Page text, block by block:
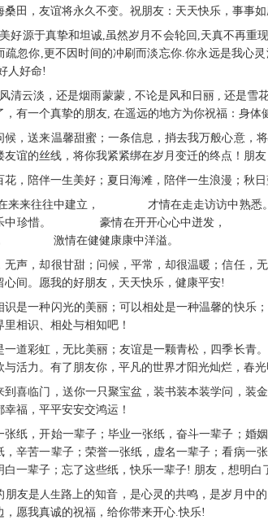
桑田，友谊将永久不变。祝朋友：天天快乐，事事如
好源于真挚和坦诚,虽然岁月不会轮回,天真不再重
疏忽你,更不因时间的冲刷而淡忘你.你永远是我心
人好命!
清云淡，还是烟雨蒙蒙 , 不论是风和日丽 , 还是雪
，有一个真挚的朋友, 在遥远的地方为你祝福：身体
候，送来温馨甜蜜；一条信息，捎去我万般心意，
友谊的丝线，将你我紧紧绑在岁月变迁的终点！朋
花，陪伴一生美好；夏日海滩，陪伴一生浪漫；秋
在来来往往中建立， 才情在走走访访
乐中珍惜。 豪情在开开心心中迸发，
， 激情在健健康康中洋溢。
无声，却很甘甜；问候，平常，却很温暖；信任，
心间。愿我的好朋友，天天快乐，健康平安!
识是一种闪光的美丽；可以相处是一种温馨的快乐
里相识、相处与相知吧！
一道彩虹，无比美丽；友谊是一颗青松，四季长青
与活力。有了朋友你，平凡的世界才阳光灿烂，春光
到喜临门，送你一只聚宝盆，装书装本装学问，装
幸福，平平安安交鸿运！
张纸，开始一辈子；毕业一张纸，奋斗一辈子；婚
，辛苦一辈子；荣誉一张纸，虚名一辈子；看病一
白一辈子；忘了这些纸，快乐一辈子! 朋友，想明白
朋友是人生路上的知音，是心灵的共鸣，是岁月中
，愿我真诚的祝福，给你带来开心.快乐!